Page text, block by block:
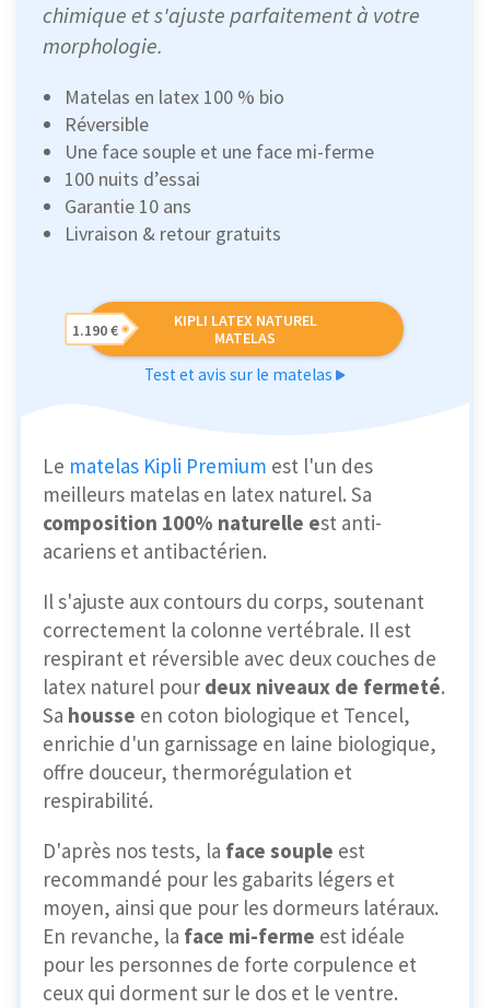
chimique et s'ajuste parfaitement à votre
morphologie.
Matelas en latex 100 % bio
Réversible
Une face souple et une face mi-ferme
100 nuits d’essai
Garantie 10 ans
Livraison & retour gratuits
KIPLI LATEX NATUREL
MATELAS
1.190 €
Test et avis sur le matelas
Le matelas Kipli Premium est l'un des
meilleurs matelas en latex naturel. Sa
composition 100% naturelle est anti-
acariens et antibactérien.
Il s'ajuste aux contours du corps, soutenant
correctement la colonne vertébrale. Il est
respirant et réversible avec deux couches de
latex naturel pour deux niveaux de fermeté.
Sa housse en coton biologique et Tencel,
enrichie d'un garnissage en laine biologique,
offre douceur, thermorégulation et
respirabilité.
D'après nos tests, la face souple est
recommandé pour les gabarits légers et
moyen, ainsi que pour les dormeurs latéraux.
En revanche, la face mi-ferme est idéale
pour les personnes de forte corpulence et
ceux qui dorment sur le dos et le ventre.